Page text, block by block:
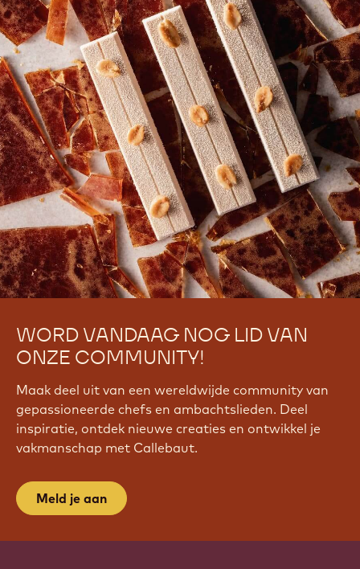
WORD VANDAAG NOG LID VAN
ONZE COMMUNITY!
Maak deel uit van een wereldwijde community van
gepassioneerde chefs en ambachtslieden. Deel
inspiratie, ontdek nieuwe creaties en ontwikkel je
vakmanschap met Callebaut.
Meld je aan